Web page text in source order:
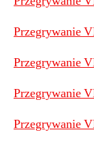
Przegrywanie
Przegrywanie
Przegrywanie
Przegrywanie